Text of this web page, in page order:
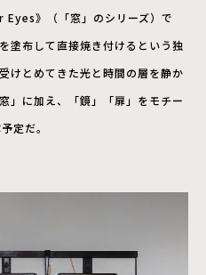
》（「窓」のシリーズ）で
塗布して直接焼き付けるという独
けとめてきた光と時間の層を静か
」に加え、「鏡」「扉」をモチー
定だ。